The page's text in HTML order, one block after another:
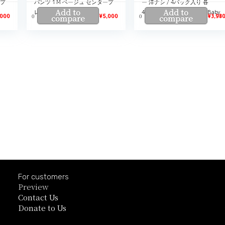
パンツ 1 M ベージュ センタープ
レス 麻100%
0 Add to
compare ¥5,000
ー 洋ナシ / 4パック入り 各
4oz(113g) Organics Happy Baby
0 Add to
compare ¥3,980
For customers
Preview
Contact Us
Donate to Us